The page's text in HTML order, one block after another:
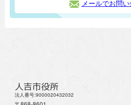
メールでお問
人吉市役所
法人番号:9000020432032